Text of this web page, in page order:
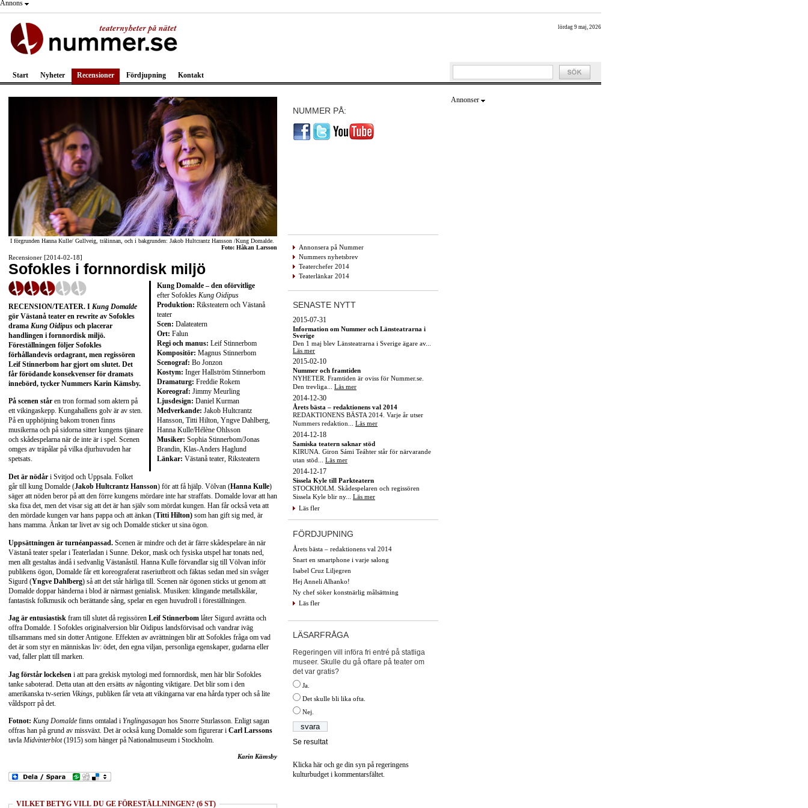
Annons
lördag 9 maj, 2026
Start Nyheter Recensioner Fördjupning Kontakt
I förgrunden Hanna Kulle/ Gullveig, trälinnan, och i bakgrunden: Jakob Hultcrantz Hansson /Kung Domalde.
Foto: Håkan Larsson
Recensioner [2014-02-18]
Sofokles i fornnordisk miljö
Kung Domalde – den oförvitlige
efter Sofokles Kung Oidipus
Produktion: Riksteatern och Västanå
teater
Scen: Dalateatern
Ort: Falun
Regi och manus: Leif Stinnerbom
Kompositör: Magnus Stinnerbom
Scenograf: Bo Jonzon
Kostym: Inger Hallström Stinnerbom
Dramaturg: Freddie Rokem
Koreograf: Jimmy Meurling
Ljusdesign: Daniel Kurman
Medverkande: Jakob Hultcrantz
Hansson, Titti Hilton, Yngve Dahlberg,
Hanna Kulle/Hélène Ohlsson
Musiker: Sophia Stinnerbom/Jonas
Brandin, Klas-Anders Haglund
Länkar: Västanå teater, Riksteatern
RECENSION/TEATER. I Kung Domalde
gör Västanå teater en rewrite av Sofokles
drama Kung Oidipus och placerar
handlingen i fornnordisk miljö.
Föreställningen följer Sofokles
förhållandevis ordagrant, men regissören
Leif Stinnerbom har gjort om slutet. Det
får förödande konsekvenser för dramats
innebörd, tycker Nummers Karin Kämsby.
På scenen står en tron formad som aktern på
ett vikingaskepp. Kungahallens golv är av sten.
På en upphöjning bakom tronen finns
musikerna och på sidorna sitter kungens tjänare
och skådespelarna när de inte är i spel. Scenen
omges av träpålar på vilka djurhuvuden har
spetsats.
Det är nödår i Svitjod och Uppsala. Folket
går till kung Domalde (Jakob Hultcrantz Hansson) för att få hjälp. Völvan (Hanna Kulle)
säger att nöden beror på att den förre kungens mördare inte har straffats. Domalde lovar att han
ska fixa det, men det visar sig att det är han själv som mördat kungen. Han får också veta att
den mördade kungen var hans pappa och att änkan (Titti Hilton) som han gift sig med, är
hans mamma. Änkan tar livet av sig och Domalde sticker ut sina ögon.
Uppsättningen är turnéanpassad. Scenen är mindre och det är färre skådespelare än när
Västanå teater spelar i Teaterladan i Sunne. Dekor, mask och fysiska utspel har tonats ned,
men allt gestaltas ändå i sedvanlig Västanåstil. Hanna Kulle förvandlar sig till Völvan inför
publikens ögon, Domalde får ett koreograferat raseriutbrott och fäktas sedan med sin svåger
Sigurd (Yngve Dahlberg) så att det står härliga till. Scenen när ögonen sticks ut genom att
Domalde doppar händerna i blod är närmast genialisk. Musiken: klingande metallskålar,
fantastisk folkmusik och berättande sång, spelar en egen huvudroll i föreställningen.
Jag är entusiastisk fram till slutet då regissören Leif Stinnerbom låter Sigurd avrätta och
offra Domalde. I Sofokles originalversion blir Oidipus landsförvisad och vandrar iväg
tillsammans med sin dotter Antigone. Effekten av avrättningen blir att Sofokles fråga om vad
det är som styr en människas liv: ödet, den egna viljan, personliga egenskaper, gudarna eller
vad, faller platt till marken.
Jag förstår lockelsen i att para grekisk mytologi med fornnordisk, men här blir Sofokles
tanke saboterad. Detta utan att den ersätts av någonting viktigare. Det blir som i den
amerikanska tv-serien Vikings , publiken får veta att vikingarna var ena hårda typer och så lite
våldsporr på det.
Fotnot: Kung Domalde finns omtalad i Ynglingasagan hos Snorre Sturlasson. Enligt sagan
offras han på grund av missväxt. Det är också kung Domalde som figurerar i Carl Larssons
tavla Midvinterblot(1915) som hänger på Nationalmuseum i Stockholm.
Karin Kämsby
VILKET BETYG VILL DU GE FÖRESTÄLLNINGEN? (6 ST)
NUMMER PÅ:
Annonsera på Nummer
Nummers nyhetsbrev
Teaterchefer 2014
Teaterlänkar 2014
SENASTE NYTT
2015-07-31
Information om Nummer och Länsteatrarna i
Sverige
Den 1 maj blev Länsteatrarna i Sverige ägare av...
Läs mer
2015-02-10
Nummer och framtiden
NYHETER. Framtiden är oviss för Nummer.se.
Den trevliga... Läs mer
2014-12-30
Årets bästa – redaktionens val 2014
REDAKTIONENS BÄSTA 2014. Varje år utser
Nummers redaktion... Läs mer
2014-12-18
Samiska teatern saknar stöd
KIRUNA. Giron Sámi Teáhter står för närvarande
utan stöd... Läs mer
2014-12-17
Sissela Kyle till Parkteatern
STOCKHOLM. Skådespelaren och regissören
Sissela Kyle blir ny... Läs mer
Läs fler
FÖRDJUPNING
Årets bästa – redaktionens val 2014
Snart en smartphone i varje salong
Isabel Cruz Liljegren
Hej Anneli Alhanko!
Ny chef söker konstnärlig målsättning
Läs fler
LÄSARFRÅGA
Regeringen vill införa fri entré på statliga
museer. Skulle du gå oftare på teater om
det var gratis?
Ja.
Det skulle bli lika ofta.
Nej.
Se resultat
Klicka här och ge din syn på regeringens
kulturbudget i kommentarsfältet.
Annonser